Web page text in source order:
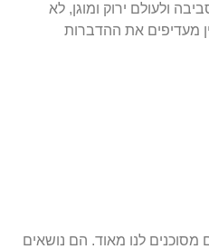
ולעולם ירוק ומוגן, לא
מעדיפים את ההדברות
מסוכנים לנו מאוד. הם נושאים